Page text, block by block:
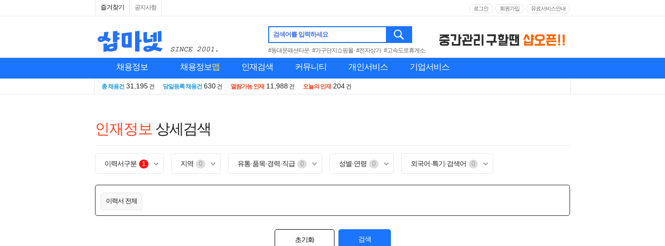
즐겨찾기 공지사항 로그인 회원가입 유료서비스안내
검색어를 입력하세요
#동대문패션타운 #가구단지쇼핑몰 #전자상가 #고속도로휴게소
채용정보 채용정보맵 인재검색 커뮤니티 개인서비스 기업서비스
총 채용건 31,195 건 당일등록 채용건 630 건 열람가능 인재 11,988 건 오늘의 인재 204 건
인재정보 상세검색
이력서구분 1 지역 0 유통·품목·경력·직급 0 성별·연령 0 외국어·특기·검색어 0
이력서 전체
초기화 검색